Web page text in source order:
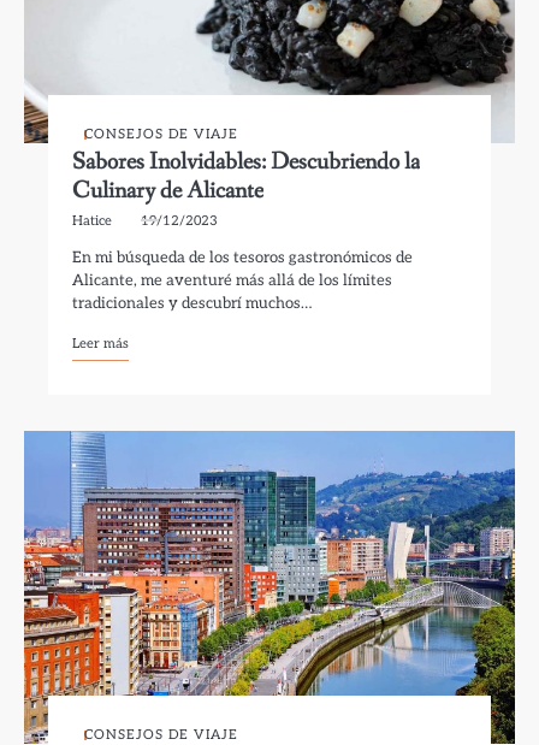
CONSEJOS DE VIAJE
Sabores Inolvidables: Descubriendo la
Culinary de Alicante
Hatice 19/12/2023
En mi búsqueda de los tesoros gastronómicos de
Alicante, me aventuré más allá de los límites
tradicionales y descubrí muchos…
Leer más
CONSEJOS DE VIAJE